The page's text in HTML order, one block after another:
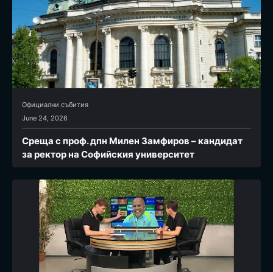
Официални събития
June 24, 2026
Среща с проф. дпн Милен Замфиров – кандидат
за ректор на Софийския университет